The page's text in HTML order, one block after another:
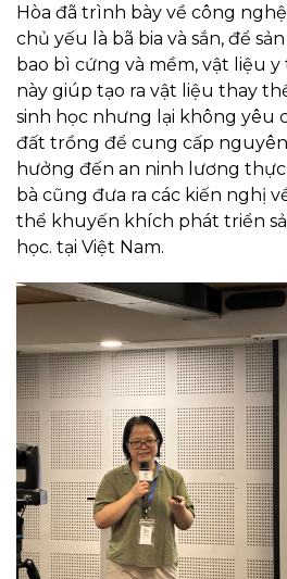
Hòa đã trình bày về công
chủ yếu là bã bia và sắn, để
bao bì cứng và mềm, vật liệu
này giúp tạo ra vật liệu thay
sinh học nhưng lại không yêu
đất trồng để cung cấp
hưởng đến an ninh lương
bà cũng đưa ra các kiến nghị
thể khuyến khích phát triển
học. tại Việt Nam.